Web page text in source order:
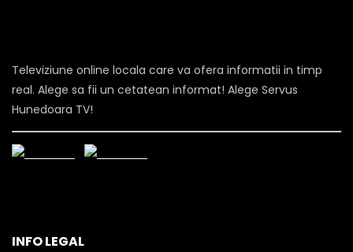
Televiziune online locala care va ofera informatii in timp
real. Alege sa fii un cetatean informat! Alege Servus
Hunedoara TV!
INFO LEGAL